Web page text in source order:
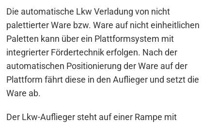
Die automatische Lkw Verladung von nicht
palettierter Ware bzw. Ware auf nicht einheitlichen
Paletten kann über ein Plattformsystem mit
integrierter Fördertechnik erfolgen. Nach der
automatischen Positionierung der Ware auf der
Plattform fährt diese in den Auflieger und setzt die
Ware ab.
Der Lkw-Auflieger steht auf einer Rampe mit